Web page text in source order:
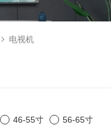
电视机
46-55寸
56-65寸